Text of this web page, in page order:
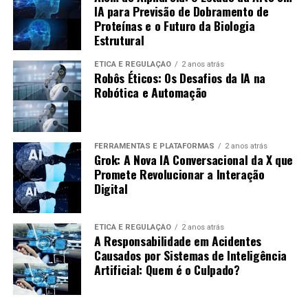
conceitos e episódios. O resultado foi:
Crescimento Rápido:
Conteúdo Engajador:Os ouvintes se sentiram
conectados, levando a uma alta taxa de interação.
Baixo Custo de Produção:
manter os custos baixos ao usar IA para
automatizar a produção.
Dicas para Começar a Usar IA na
Produção de Podcasts
Para quem deseja iniciar, aqui estão algumas dicas:
Pesquise Ferramentas:Encontre as melhores
ferramentas que se adequem ao seu estilo e
IA para Previsão de Dobramento de
Proteínas e o Futuro da Biologia
Estrutural
ÉTICA E REGULAÇÃO 2 anos atrás
Robôs Éticos: Os Desafios da IA na
Robótica e Automação
FERRAMENTAS E PLATAFORMAS 2 anos atrás
Grok: A Nova IA Conversacional da X que
Promete Revolucionar a Interação
Digital
ÉTICA E REGULAÇÃO 2 anos atrás
A Responsabilidade em Acidentes
Causados por Sistemas de Inteligência
Artificial: Quem é o Culpado?